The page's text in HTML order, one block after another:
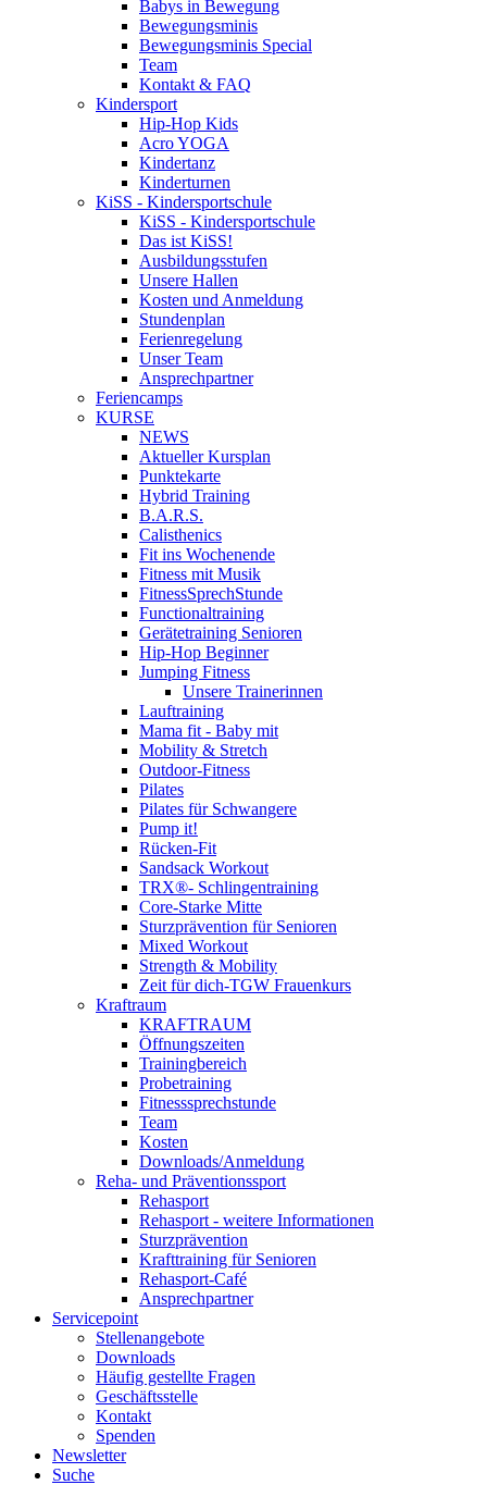
Babys in Bewegung
Bewegungsminis
Bewegungsminis Special
Team
Kontakt & FAQ
Kindersport
Hip-Hop Kids
Acro YOGA
Kindertanz
Kinderturnen
KiSS - Kindersportschule
KiSS - Kindersportschule
Das ist KiSS!
Ausbildungsstufen
Unsere Hallen
Kosten und Anmeldung
Stundenplan
Ferienregelung
Unser Team
Ansprechpartner
Feriencamps
KURSE
NEWS
Aktueller Kursplan
Punktekarte
Hybrid Training
B.A.R.S.
Calisthenics
Fit ins Wochenende
Fitness mit Musik
FitnessSprechStunde
Functionaltraining
Gerätetraining Senioren
Hip-Hop Beginner
Jumping Fitness
Unsere Trainerinnen
Lauftraining
Mama fit - Baby mit
Mobility & Stretch
Outdoor-Fitness
Pilates
Pilates für Schwangere
Pump it!
Rücken-Fit
Sandsack Workout
TRX®- Schlingentraining
Core-Starke Mitte
Sturzprävention für Senioren
Mixed Workout
Strength & Mobility
Zeit für dich-TGW Frauenkurs
Kraftraum
KRAFTRAUM
Öffnungszeiten
Trainingbereich
Probetraining
Fitnesssprechstunde
Team
Kosten
Downloads/Anmeldung
Reha- und Präventionssport
Rehasport
Rehasport - weitere Informationen
Sturzprävention
Krafttraining für Senioren
Rehasport-Café
Ansprechpartner
Servicepoint
Stellenangebote
Downloads
Häufig gestellte Fragen
Geschäftsstelle
Kontakt
Spenden
Newsletter
Suche